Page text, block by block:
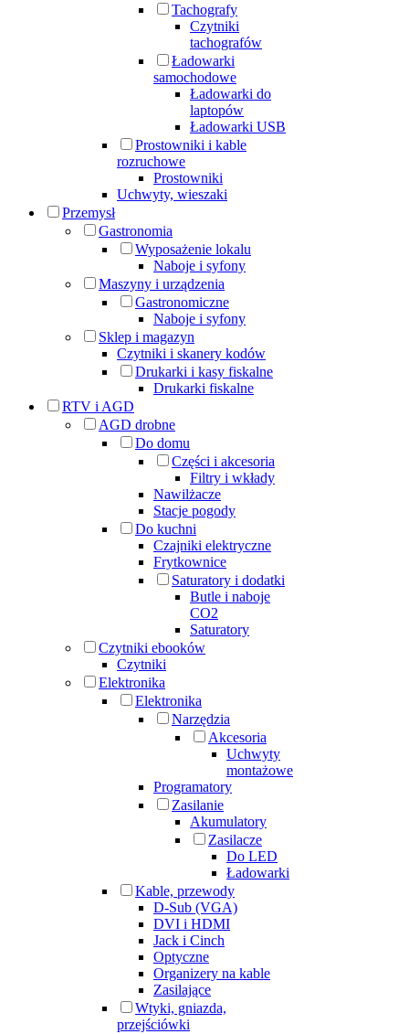
Tachografy
Czytniki
tachografów
Ładowarki
samochodowe
Ładowarki do
laptopów
Ładowarki USB
Prostowniki i kable
rozruchowe
Prostowniki
Uchwyty, wieszaki
Przemysł
Gastronomia
Wyposażenie lokalu
Naboje i syfony
Maszyny i urządzenia
Gastronomiczne
Naboje i syfony
Sklep i magazyn
Czytniki i skanery kodów
Drukarki i kasy fiskalne
Drukarki fiskalne
RTV i AGD
AGD drobne
Do domu
Części i akcesoria
Filtry i wkłady
Nawilżacze
Stacje pogody
Do kuchni
Czajniki elektryczne
Frytkownice
Saturatory i dodatki
Butle i naboje
CO2
Saturatory
Czytniki ebooków
Czytniki
Elektronika
Elektronika
Narzędzia
Akcesoria
Uchwyty
montażowe
Programatory
Zasilanie
Akumulatory
Zasilacze
Do LED
Ładowarki
Kable, przewody
D-Sub (VGA)
DVI i HDMI
Jack i Cinch
Optyczne
Organizery na kable
Zasilające
Wtyki, gniazda,
przejściówki